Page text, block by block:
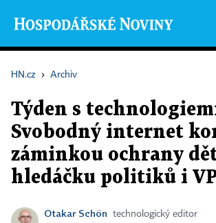
HN.cz › Archiv
Týden s
Svobodný internet
záminkou ochrany
hledáčku politiků i
Otakar Schön
technologický editor